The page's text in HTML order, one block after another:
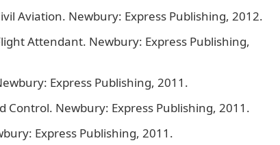
Aviation. Newbury: Express Publishing, 2012.
Attendant. Newbury: Express Publishing,
Express Publishing, 2011.
Control. Newbury: Express Publishing, 2011.
Express Publishing, 2011.